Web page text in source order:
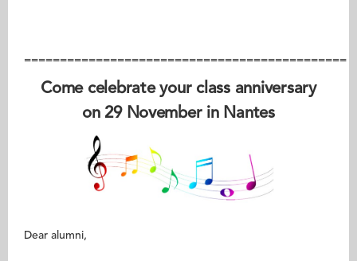
=============================================
Come celebrate your class anniversary
on 29 November in Nantes
Dear alumni,